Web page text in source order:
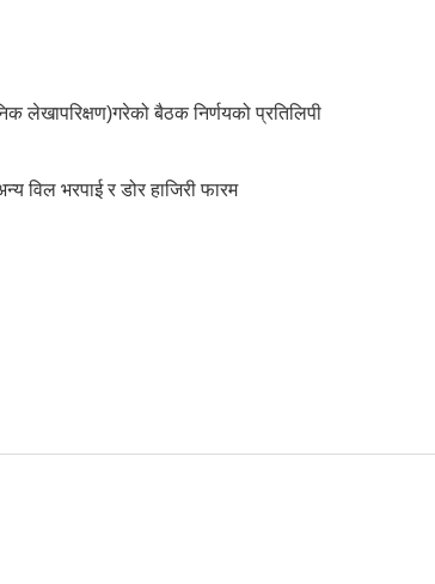
लेखापरिक्षण)गरेको बैठक निर्णयको प्रतिलिपी
विल भरपाई र डोर हाजिरी फारम